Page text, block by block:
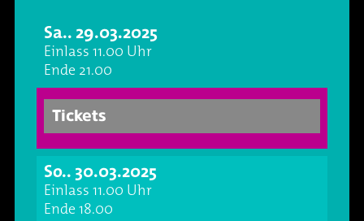
Kabarett & Comedy
Konzerte
Oper & Operette
Party
Anreise & Parken
Hotels & Übernachtung
Essen & Trinken
Barrierefreiheit
Foyer und Galerie
Seminarbereich
Technik
Downloads
Jobs im Kafé Klinker
Sa.. 29.03.2025
Einlass 11.00 Uhr
Ende 21.00
Tickets
So.. 30.03.2025
Einlass 11.00 Uhr
Ende 18.00